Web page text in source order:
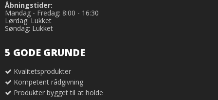
Åbningstider:
Mandag - Fredag: 8:00 - 16:30
Lørdag: Lukket
Søndag: Lukket
5 GODE GRUNDE
Kvalitetsprodukter
Kompetent rådgivning
Produkter bygget til at holde